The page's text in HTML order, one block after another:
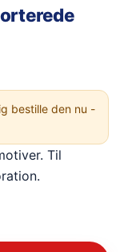
bestille den nu -
Til